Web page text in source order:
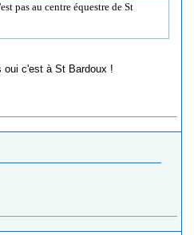
pas au centre équestre de St
oui c'est à St Bardoux !